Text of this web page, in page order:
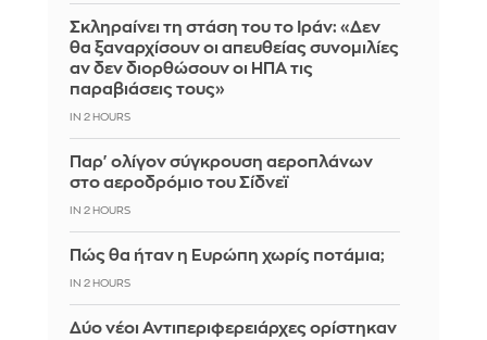
Σκληραίνει τη στάση του το Ιράν: «Δεν
θα ξαναρχίσουν οι απευθείας συνομιλίες
αν δεν διορθώσουν οι ΗΠΑ τις
παραβιάσεις τους»
IN 2 HOURS
Παρ' ολίγον σύγκρουση αεροπλάνων
στο αεροδρόμιο του Σίδνεϊ
IN 2 HOURS
Πώς θα ήταν η Ευρώπη χωρίς ποτάμια;
IN 2 HOURS
Δύο νέοι Αντιπεριφερειάρχες ορίστηκαν